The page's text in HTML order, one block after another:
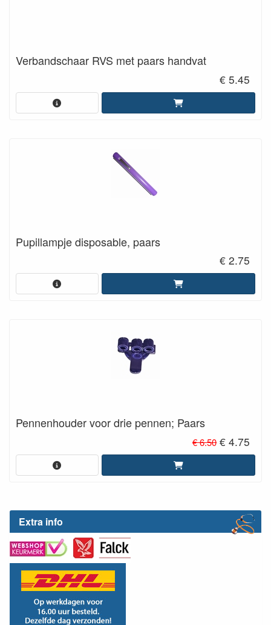
Extra info
Verbandschaar RVS met paars handvat
€ 5.45
Pupillampje disposable, paars
€ 2.75
Pennenhouder voor drie pennen; Paars
€ 6.50€ 4.75